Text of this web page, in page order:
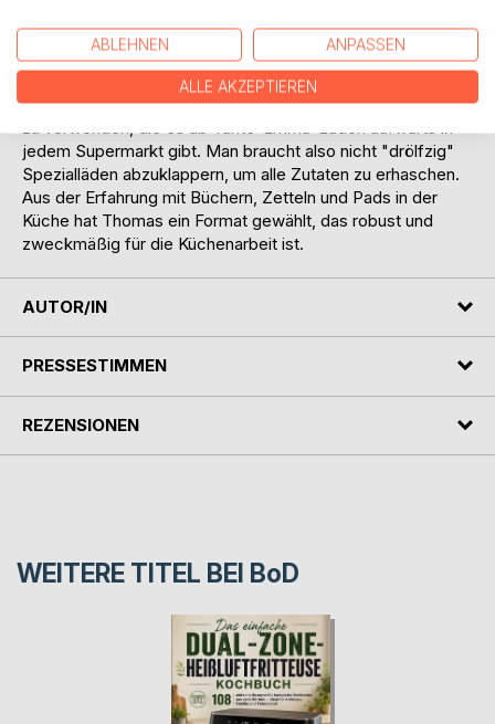
Die Rezepte gelingen in jeder Küche, groß oder klein,
supertechnisch oder einfach. Ein paar Herdplatten und ein
Backofen sind ausreichend.
Es war uns wichtig, einfache, preiswerte und gute Zutaten
jedem Supermarkt gibt. Man braucht also nicht "drölfzig"
Spezialläden abzuklappern, um alle Zutaten zu erhaschen.
Aus der Erfahrung mit Büchern, Zetteln und Pads in der
Küche hat Thomas ein Format gewählt, das robust und
zweckmäßig für die Küchenarbeit ist.
AUTOR/IN
PRESSESTIMMEN
REZENSIONEN
WEITERE TITEL BEI BoD
ABLEHNEN ANPASSEN
ALLE AKZEPTIEREN